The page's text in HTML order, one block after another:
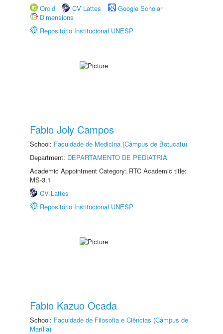
Orcid
CV Lattes
Google Scholar
Dimensions
Repositório Institucional UNESP
Fabio Joly Campos
School: Faculdade de Medicina (Câmpus de Botucatu)
Department: DEPARTAMENTO DE PEDIATRIA
Academic Appointment Category: RTC Academic title:
MS-3.1
CV Lattes
Repositório Institucional UNESP
Fabio Kazuo Ocada
School: Faculdade de Filosofia e Ciências (Câmpus de
Marília)